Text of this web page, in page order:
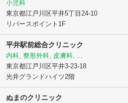
小児科
東京都江戸川区平井5丁目24-10
リバースポイント1F
平井駅前総合クリニック
内科, 整形外科, 皮膚科, ...
東京都江戸川区平井3-23-18
光井グランドハイツ2階
ぬまのクリニック